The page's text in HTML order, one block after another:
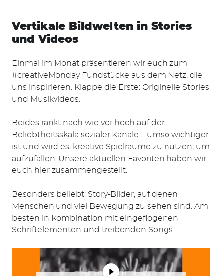
Vertikale Bildwelten in Stories
und Videos
Einmal im Monat präsentieren wir euch zum
#creativeMonday Fundstücke aus dem Netz, die
uns inspirieren. Klappe die Erste: Originelle Stories
und Musikvideos.
Beides rankt nach wie vor hoch auf der
Beliebtheitsskala sozialer Kanäle – umso wichtiger
ist und wird es, kreative Spielräume zu nutzen, um
aufzufallen. Unsere aktuellen Favoriten haben wir
euch hier zusammengestellt.
Besonders beliebt: Story-Bilder, auf denen
Menschen und viel Bewegung zu sehen sind. Am
besten in Kombination mit eingeflogenen
Schriftelementen und treibenden Songs.